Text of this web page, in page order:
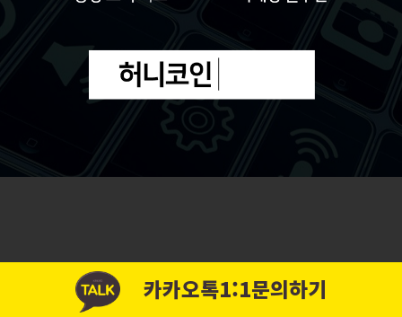
Copyright 허니코인 ALL RIGHTS RESERVED
카카오톡1:1문의하기